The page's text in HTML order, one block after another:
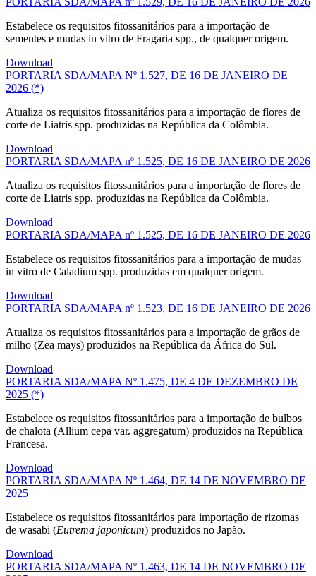
Estabelece os requisitos fitossanitários para a importação de
sementes e mudas in vitro de Fragaria spp., de qualquer origem.
Download
PORTARIA SDA/MAPA Nº 1.527, DE 16 DE JANEIRO DE
2026 (*)
Atualiza os requisitos fitossanitários para a importação de flores de
corte de Liatris spp. produzidas na República da Colômbia.
Download
PORTARIA SDA/MAPA nº 1.525, DE 16 DE JANEIRO DE 2026
Atualiza os requisitos fitossanitários para a importação de flores de
corte de Liatris spp. produzidas na República da Colômbia.
Download
PORTARIA SDA/MAPA nº 1.525, DE 16 DE JANEIRO DE 2026
Estabelece os requisitos fitossanitários para a importação de mudas
in vitro de Caladium spp. produzidas em qualquer origem.
Download
PORTARIA SDA/MAPA nº 1.523, DE 16 DE JANEIRO DE 2026
Atualiza os requisitos fitossanitários para a importação de grãos de
milho (Zea mays) produzidos na República da África do Sul.
Download
PORTARIA SDA/MAPA Nº 1.475, DE 4 DE DEZEMBRO DE
2025 (*)
Estabelece os requisitos fitossanitários para a importação de bulbos
de chalota (Allium cepa var. aggregatum) produzidos na República
Francesa.
Download
PORTARIA SDA/MAPA Nº 1.464, DE 14 DE NOVEMBRO DE
2025
Estabelece os requisitos fitossanitários para importação de rizomas
de wasabi (Eutrema japonicum) produzidos no Japão.
Download
PORTARIA SDA/MAPA Nº 1.463, DE 14 DE NOVEMBRO DE